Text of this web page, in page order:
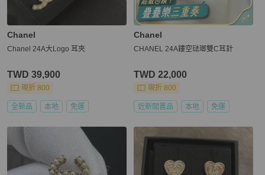
Chanel
Chanel 24A大Logo 耳夾
TWD 39,900
現折 800
全新品 本地 免運
Chanel
CHANEL 24A鏤空琺瑯雙C耳針
TWD 22,000
現折 800
近新閒置品 本地 免運